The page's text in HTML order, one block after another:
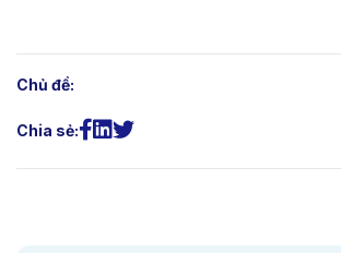
Chủ đề:
Chia sẻ: